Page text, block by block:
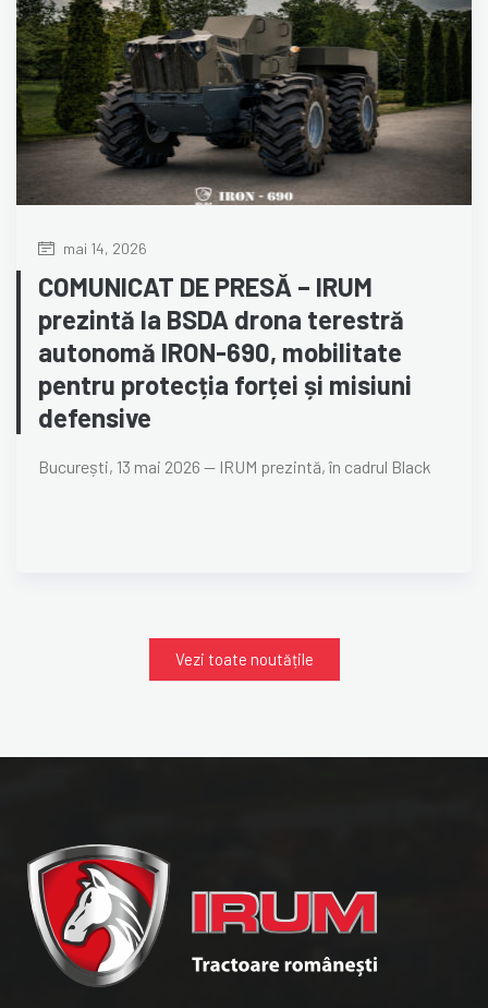
mai 14, 2026
COMUNICAT DE PRESĂ – IRUM
prezintă la BSDA drona terestră
autonomă IRON-690, mobilitate
pentru protecția forței și misiuni
defensive
București, 13 mai 2026 — IRUM prezintă, în cadrul Black
Vezi toate noutățile